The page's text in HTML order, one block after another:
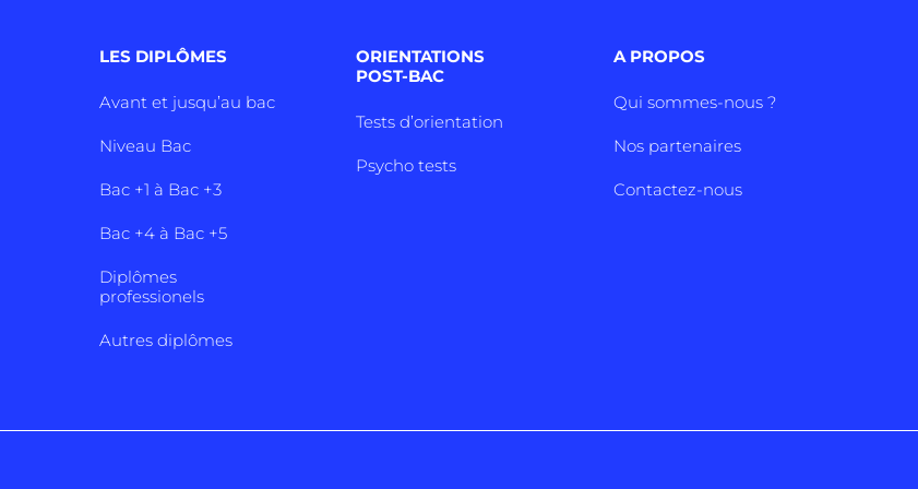
LES DIPLÔMES
Avant et jusqu’au bac
Niveau Bac
Bac +1 à Bac +3
Bac +4 à Bac +5
Diplômes
professionels
Autres diplômes
ORIENTATIONS
POST-BAC
Tests d’orientation
Psycho tests
A PROPOS
Qui sommes-nous ?
Nos partenaires
Contactez-nous